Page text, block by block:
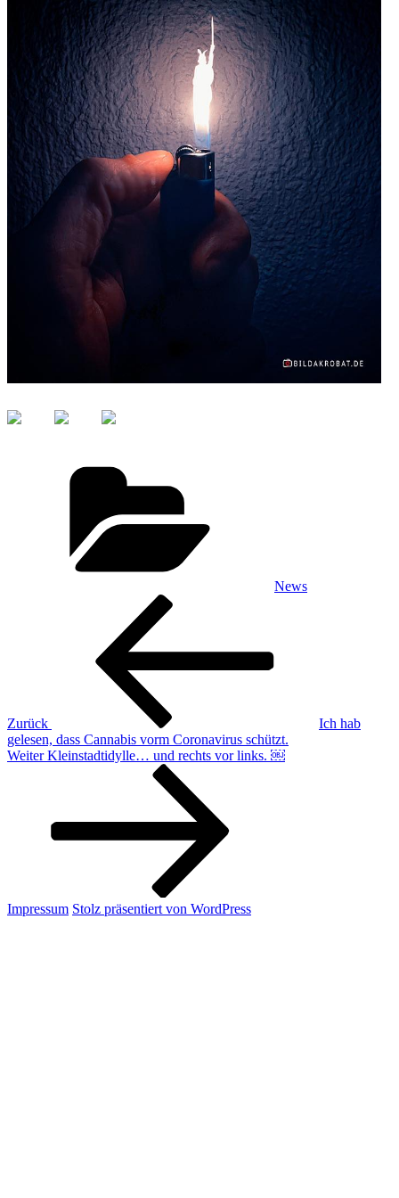
News
Beitragsnavigation
Zurück
Ich hab
gelesen, dass Cannabis vorm Coronavirus schützt.
Nächster
Weiter Kleinstadtidylle… und rechts vor links. ￼
Impressum Stolz präsentiert von WordPress